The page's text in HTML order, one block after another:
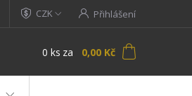
CZK Přihlášení
0 ks za 0,00 Kč